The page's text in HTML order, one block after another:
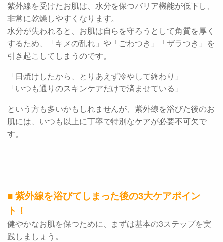
紫外線を受けたお肌は、水分を保つバリア機能が低下し、
非常に乾燥しやすくなります。
水分が失われると、お肌は自らを守ろうとして角質を厚く
するため、「キメの乱れ」や「ごわつき」「ザラつき」を
引き起こしてしまうのです。
「日焼けしたから、とりあえず冷やして終わり」
「いつも通りのスキンケアだけで済ませている」
という方も多いかもしれませんが、紫外線を浴びた後のお
肌には、いつも以上に丁寧で特別なケアが必要不可欠で
す。
■ 紫外線を浴びてしまった後の3大ケアポイン
ト！
健やかなお肌を保つために、まずは基本の3ステップを実
践しましょう。